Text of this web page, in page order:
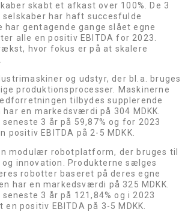
skabt et afkast over 100%. De 3
har haft succesfulde
gentagende gange slået egne
alle en positiv EBITDA for 2023.
hvor fokus er på at skalere
og udstyr, der bl.a. bruges
produktionsprocesser. Maskinerne
tilbydes supplerende
en markedsværdi på 304 MDKK.
3 år på 59,87% og for 2023
EBITDA på 2-5 MDKK.
modulær robotplatform, der bruges til
innovation. Produkterne sælges
robotter baseret på deres egne
har en markedsværdi på 325 MDKK.
3 år på 121,84% og i 2023
positiv EBITDA på 3-5 MDKK.